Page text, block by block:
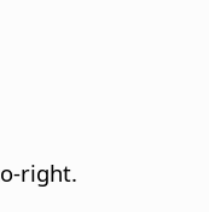
right.